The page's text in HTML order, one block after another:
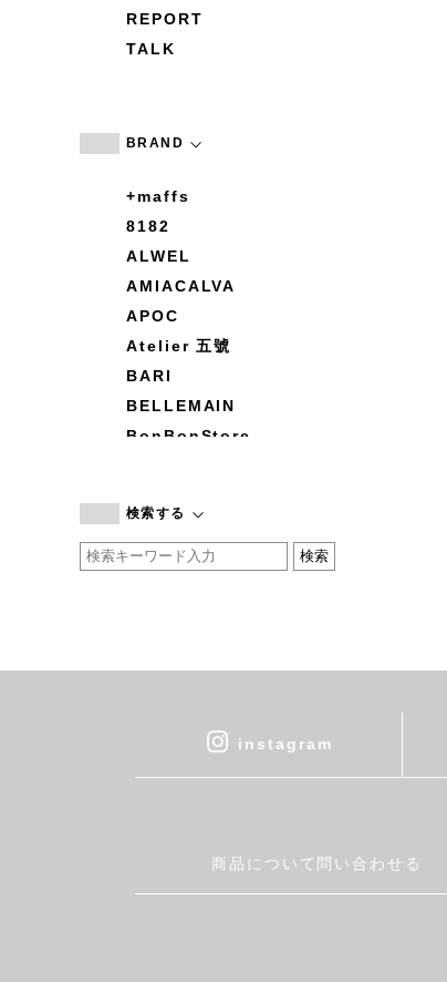
REPORT
TALK
BRAND
+maffs
8182
ALWEL
AMIACALVA
APOC
Atelier 五號
BARI
BELLEMAIN
BonBonStore
by basics
CATWORTH
cohan
DEAN & DELUCA
Fatima Morocco
検索する
instagram
商品について問い合わせる